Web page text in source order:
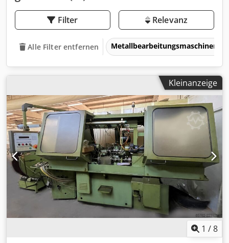
Filter Relevanz
Alle Filter entfernen Metallbearbeitungsmaschinen
Kleinanzeige
1 /8